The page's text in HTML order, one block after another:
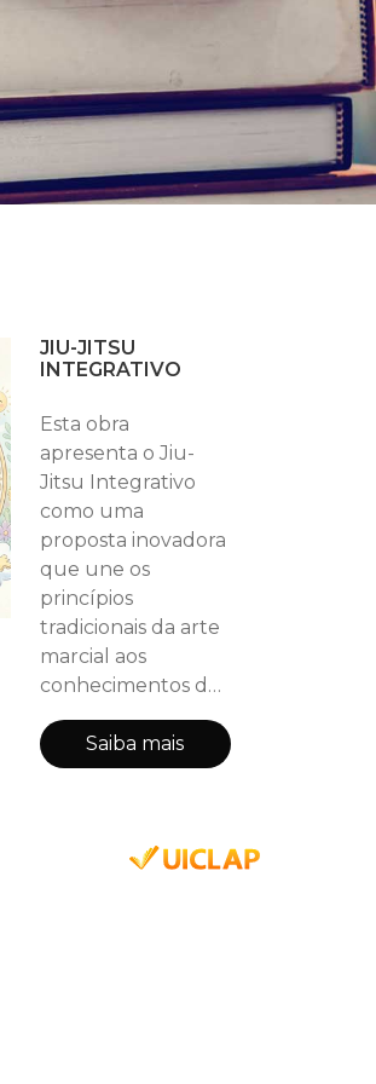
JIU-JITSU
INTEGRATIVO
Esta obra
apresenta o Jiu-
Jitsu Integrativo
como uma
proposta inovadora
que une os
princípios
tradicionais da arte
marcial aos
conhecimentos da
neurociência, da
educação e das
práticas inclusivas,
humano vai muito
Saiba mais